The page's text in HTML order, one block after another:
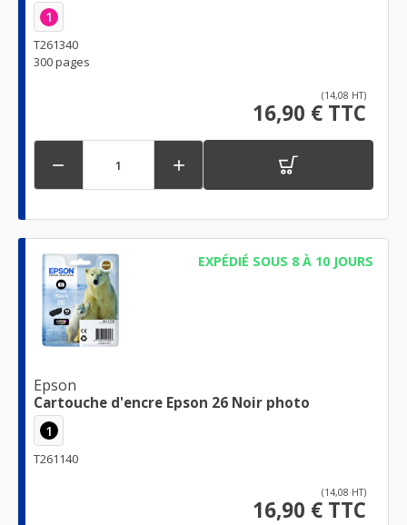
1
T261340
300 pages
(14,08 HT)
16,90 € TTC
 
EXPÉDIÉ SOUS 8 À 10 JOURS
Epson
Cartouche d'encre Epson 26 Noir photo
1
T261140
(14,08 HT)
16,90 € TTC